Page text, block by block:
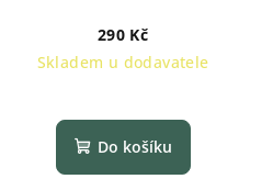
290 Kč
Skladem u dodavatele
Do košíku